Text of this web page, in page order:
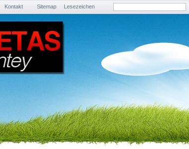
Kontakt Sitemap
Lesezeichen